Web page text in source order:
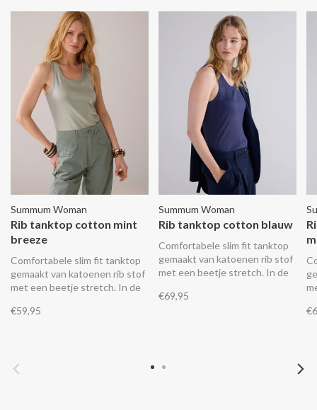
Summum Woman
Rib tanktop cotton mint
breeze
Comfortabele slim fit tanktop
gemaakt van katoenen rib stof
met een beetje stretch. In de
voor een subtiele glans.
€59,95
Summum Woman
Rib tanktop cotton blauw
Comfortabele slim fit tanktop
gemaakt van katoenen rib stof
met een beetje stretch. In de
voor een subtiele glans.
€69,95